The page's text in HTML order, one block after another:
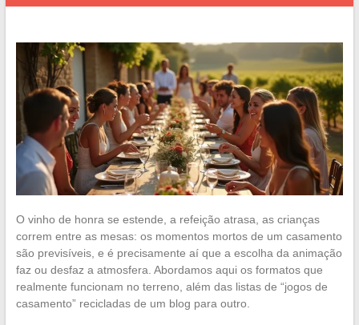
O vinho de honra se estende, a refeição atrasa, as crianças
correm entre as mesas: os momentos mortos de um casamento
são previsíveis, e é precisamente aí que a escolha da animação
faz ou desfaz a atmosfera. Abordamos aqui os formatos que
realmente funcionam no terreno, além das listas de “jogos de
casamento” recicladas de um blog para outro.